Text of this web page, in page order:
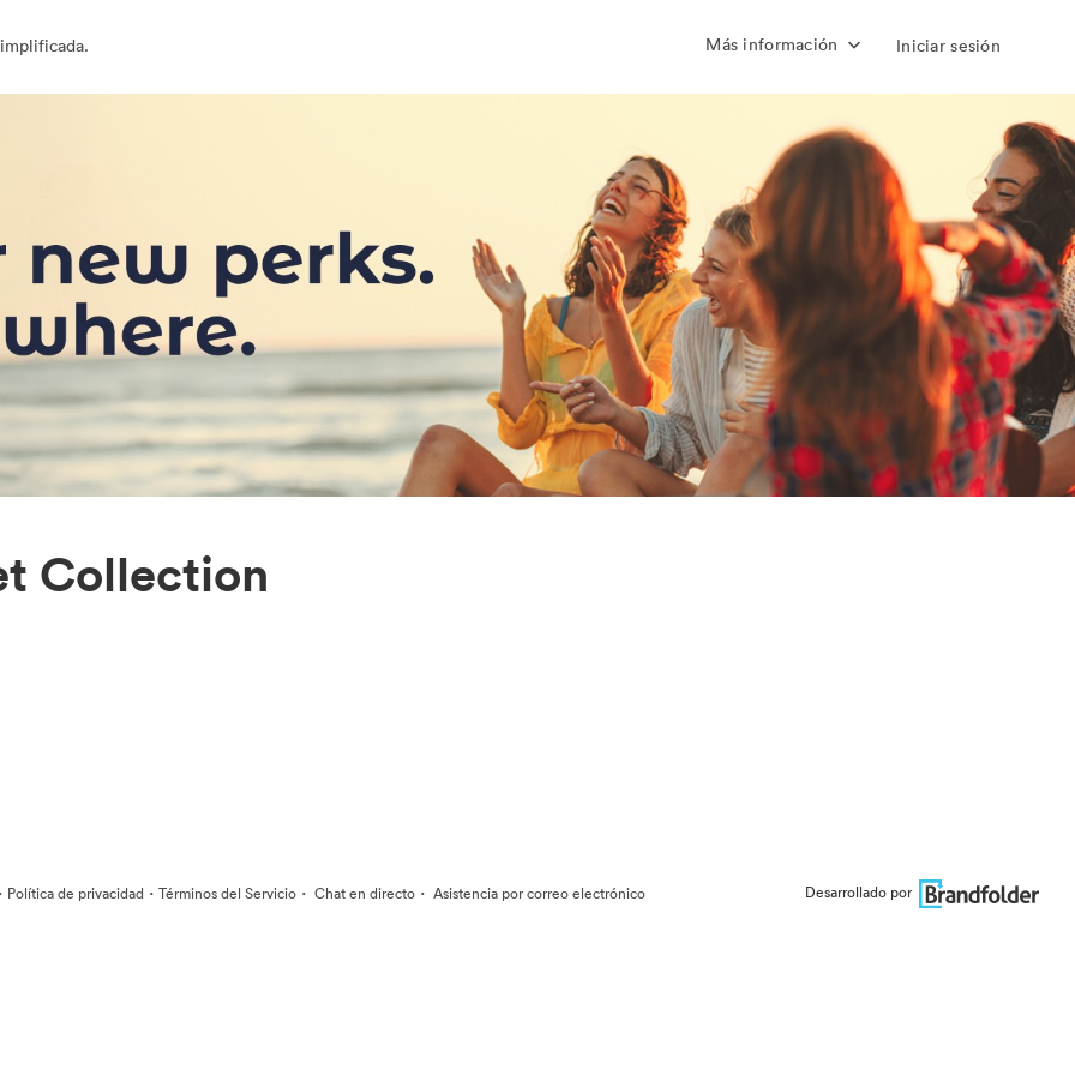
Más información Iniciar sesión
Collection
Política de privacidad · Términos del Servicio · Chat en directo · Asistencia por correo electrónico Desarrollado por